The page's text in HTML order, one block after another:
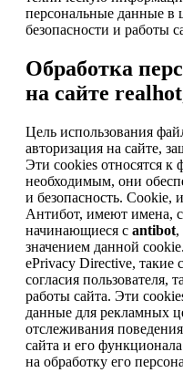
персональные данные в
безопасности и работы
Обработка
на сайте
Цель использования
авторизация на сайте,
Эти cookies относятся
необходимым, они
и безопасность. Cookie,
Антибот, имеют имена,
начинающиеся с antibot,
значением данной
ePrivacy Directive, такие
согласия пользователя,
работы сайта. Эти
данные для рекламных
отслеживания
сайта и его функционала
на обработку его